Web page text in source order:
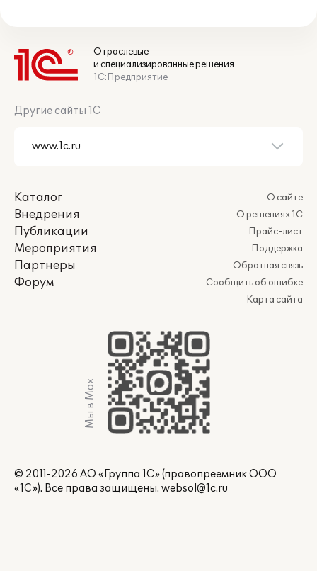
Отраслевые
и специализированные решения
1С:Предприятие
Другие сайты 1С
Каталог
Внедрения
Публикации
Мероприятия
Партнеры
Форум
О сайте
О решениях 1С
Прайс-лист
Поддержка
Обратная связь
Сообщить об ошибке
Карта сайта
Мы в Max
© 2011-2026 АО «Группа 1С» (правопреемник ООО
«1С»). Все права защищены. websol@1c.ru